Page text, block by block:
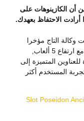
أن الكازينوهات على
أرادت الاحتفاظ بعهدك.
وكالة التاج مؤخرا
اللمسات الأخيرة على صفقة توزيع المحتوى مع ارتفاع 5 ألعاب,
المتميزة إلى
المستخدم أكثر
Slot Poseidon